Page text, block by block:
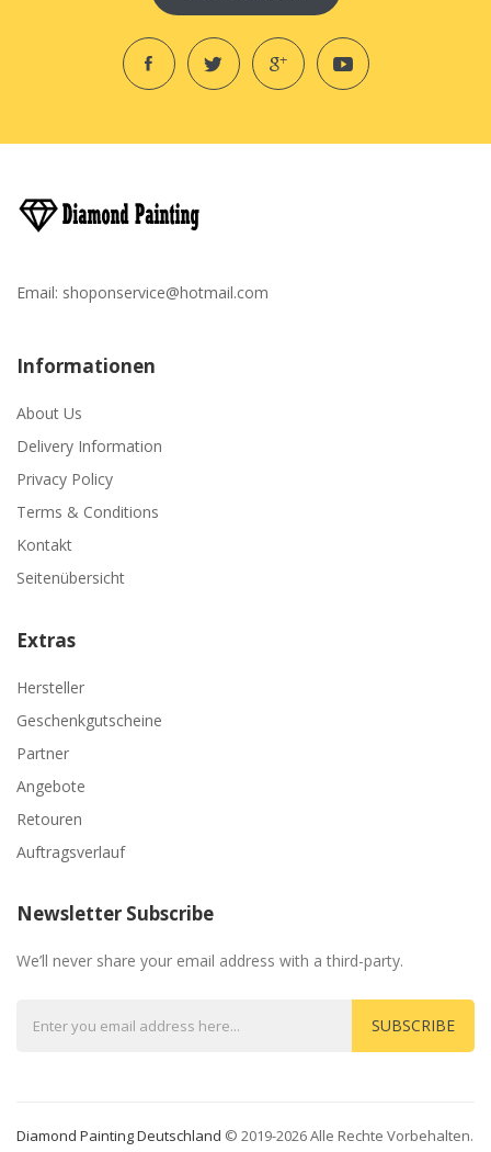
Email: shoponservice@hotmail.com
Informationen
About Us
Delivery Information
Privacy Policy
Terms & Conditions
Kontakt
Seitenübersicht
Extras
Hersteller
Geschenkgutscheine
Partner
Angebote
Retouren
Auftragsverlauf
Newsletter Subscribe
We’ll never share your email address with a third-party.
SUBSCRIBE
Diamond Painting Deutschland © 2019-2026 Alle Rechte Vorbehalten.